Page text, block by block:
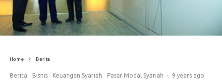
Home Berita
Berita Bisnis Keuangan Syariah Pasar Modal Syariah · 9 years ago